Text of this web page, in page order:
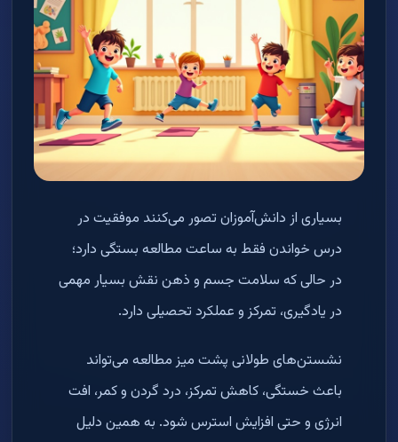
بسیاری از دانش‌آموزان تصور می‌کنند موفقیت در
درس خواندن فقط به ساعت مطالعه بستگی دارد؛
در حالی که سلامت جسم و ذهن نقش بسیار مهمی
در یادگیری، تمرکز و عملکرد تحصیلی دارد.
نشستن‌های طولانی پشت میز مطالعه می‌تواند
باعث خستگی، کاهش تمرکز، درد گردن و کمر، افت
انرژی و حتی افزایش استرس شود. به همین دلیل